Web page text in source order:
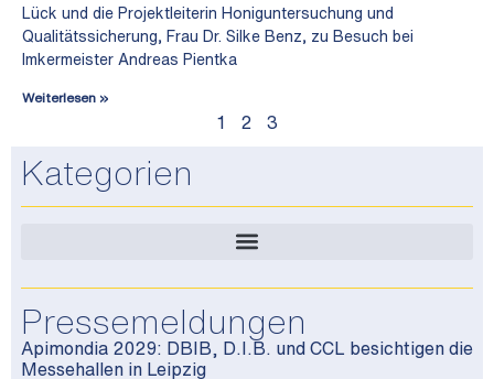
Lück und die Projektleiterin Honiguntersuchung und
Qualitätssicherung, Frau Dr. Silke Benz, zu Besuch bei
Imkermeister Andreas Pientka
Weiterlesen »
1 2 3
Kategorien
Pressemeldungen
Apimondia 2029: DBIB, D.I.B. und CCL besichtigen die
Messehallen in Leipzig